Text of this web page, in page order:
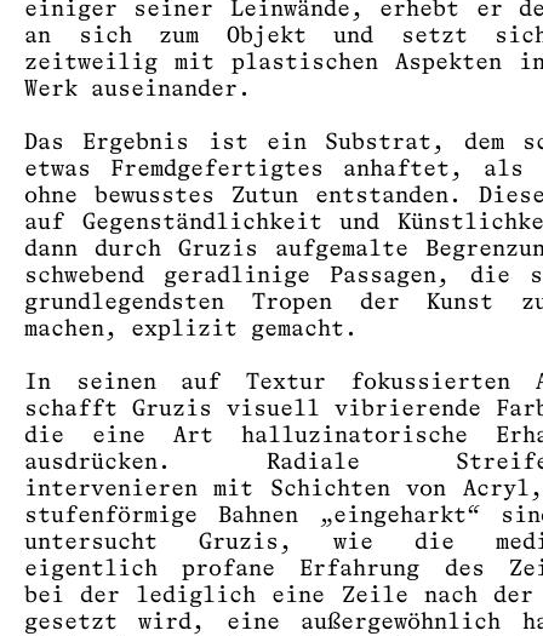
einiger seiner Leinwände, erhebt er
an sich zum Objekt und setzt
zeitweilig mit plastischen Aspekten in
Werk auseinander.
Das Ergebnis ist ein Substrat, dem
etwas Fremdgefertigtes anhaftet, als
ohne bewusstes Zutun entstanden.
auf Gegenständlichkeit und
dann durch Gruzis aufgemalte
schwebend geradlinige Passagen, die
grundlegendsten Tropen der Kunst
machen, explizit gemacht.
In seinen auf Textur fokussierten
schafft Gruzis visuell vibrierende
die eine Art halluzinatorische
ausdrücken. Radiale
intervenieren mit Schichten von
stufenförmige Bahnen „eingeharkt“
untersucht Gruzis, wie die
eigentlich profane Erfahrung des
bei der lediglich eine Zeile nach der
gesetzt wird, eine außergewöhnlich